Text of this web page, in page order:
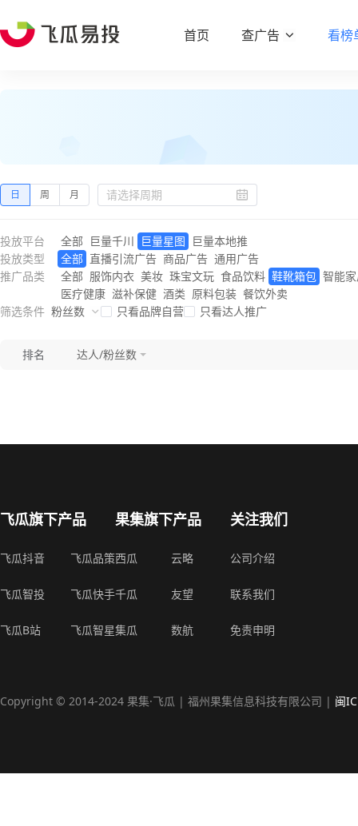
首页 查广告 看榜
日 周 月
投放平台 全部 巨量千川 巨量星图 巨量本地推
投放类型
全部 直播引流广告 商品广告 通用广告
推广品类
全部 服饰内衣 美妆 珠宝文玩 食品饮料 鞋靴箱包 智能
医疗健康 滋补保健 酒类 原料包装 餐饮外卖
筛选条件 粉丝数 只看品牌自营 只看达人推广
排名 达人/粉丝数
飞瓜旗下产品
飞瓜抖音 飞瓜品策
飞瓜智投 飞瓜快手
飞瓜B站 飞瓜智星
果集旗下产品
西瓜 云略
千瓜 友望
集瓜 数航
关注我们
公司介绍
联系我们
免责申明
Copyright © 2014-2024 果集·飞瓜 | 福州果集信息科技有限公司 | 闽